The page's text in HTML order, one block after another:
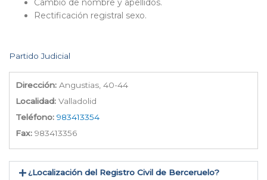
Cambio de nombre y apellidos.
Rectificación registral sexo.
Partido Judicial
Dirección: Angustias, 40-44
Localidad: Valladolid
Teléfono: 983413354
Fax: 983413356
¿Localización del Registro Civil de Berceruelo​?